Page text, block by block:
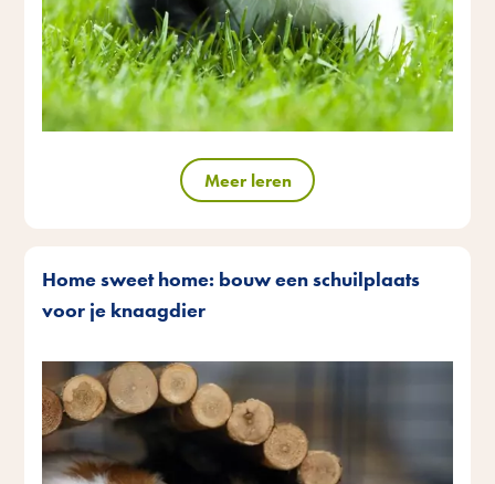
Meer leren
Home sweet home: bouw een schuilplaats
voor je knaagdier